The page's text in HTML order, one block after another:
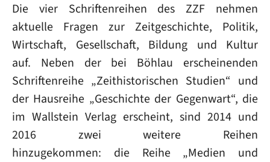
Die vier Schriftenreihen des ZZF nehmen
aktuelle Fragen zur Zeitgeschichte, Politik,
Wirtschaft, Gesellschaft, Bildung und Kultur
auf. Neben der bei Böhlau erscheinenden
Schriftenreihe „Zeithistorischen Studien“ und
der Hausreihe „Geschichte der Gegenwart“, die
im Wallstein Verlag erscheint, sind 2014 und
2016 zwei weitere Reihen
hinzugekommen: die Reihe „Medien und